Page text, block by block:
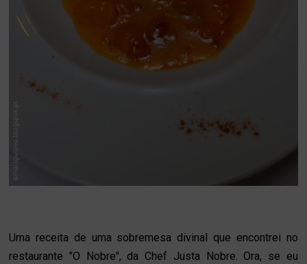
Uma receita de uma sobremesa divinal que encontrei no
restaurante "O Nobre", da Chef Justa Nobre. Ora, se eu